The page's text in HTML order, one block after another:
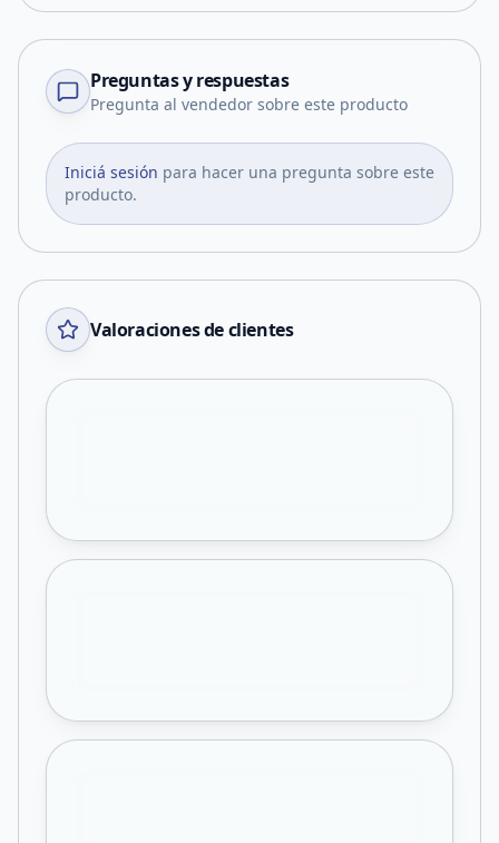
Preguntas y respuestas
Pregunta al vendedor sobre este producto
Iniciá sesión para hacer una pregunta sobre este
producto.
Valoraciones de clientes